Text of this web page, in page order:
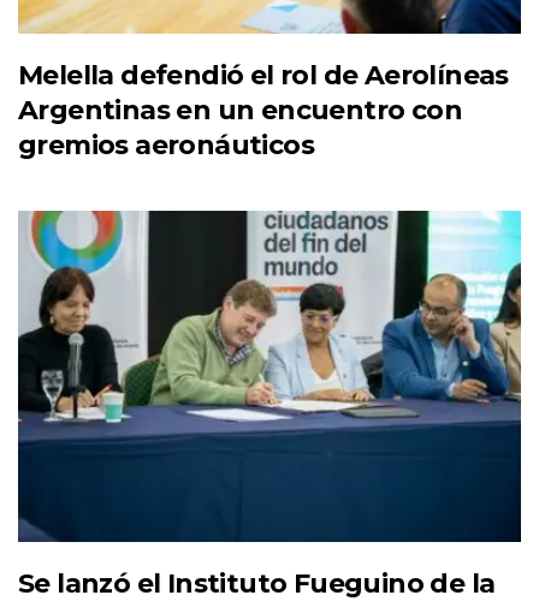
Melella defendió el rol de Aerolíneas
Argentinas en un encuentro con
gremios aeronáuticos
Se lanzó el Instituto Fueguino de la